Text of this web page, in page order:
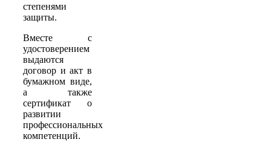
степенями
защиты.
Вместе с
удостоверением
выдаются
договор и акт в
бумажном виде,
а также
сертификат о
развитии
профессиональных
компетенций.